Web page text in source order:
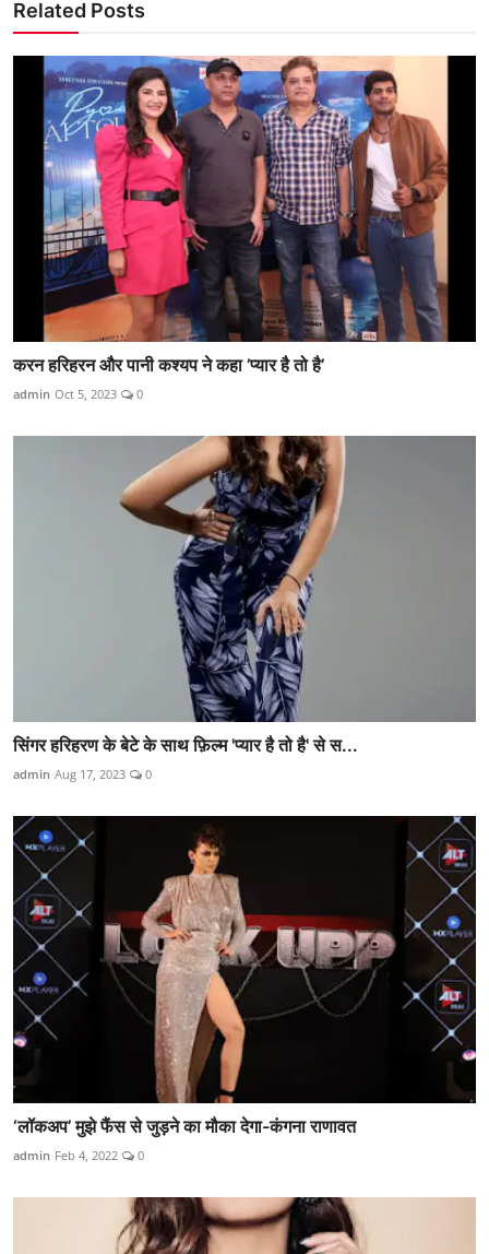
Related Posts
करन हरिहरन और पानी कश्यप ने कहा ’प्यार है तो है’
admin Oct 5, 2023 0
सिंगर हरिहरण के बेटे के साथ फ़िल्म 'प्यार है तो है' से स...
admin Aug 17, 2023 0
‘लॉकअप’ मुझे फैंस से जुड़ने का मौका देगा-कंगना राणावत
admin Feb 4, 2022 0